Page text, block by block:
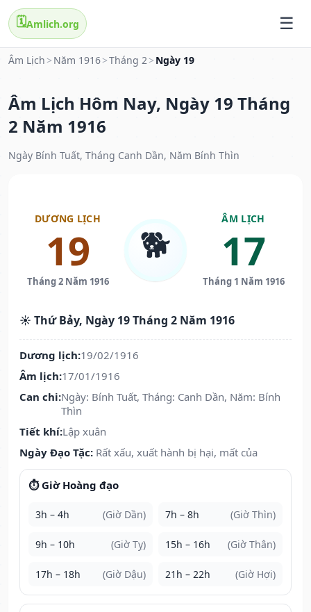
🗓️Amlich.org
Âm Lịch > Năm 1916>Tháng 2> Ngày 19
Âm Lịch Hôm Nay, Ngày 19 Tháng
2 Năm 1916
Ngày Bính Tuất, Tháng Canh Dần, Năm Bính Thìn
DƯƠNG LỊCH
19
Tháng 2 Năm 1916
🐕
ÂM LỊCH
17
Tháng 1 Năm 1916
☀️ Thứ Bảy, Ngày 19 Tháng 2 Năm 1916
Dương lịch:19/02/1916
Âm lịch:17/01/1916
Can chi:Ngày: Bính Tuất, Tháng: Canh Dần, Năm: Bính
Thìn
Tiết khí:Lập xuân
Ngày Đạo Tặc: Rất xấu, xuất hành bị hại, mất của
⏱️ Giờ Hoàng đạo
3h – 4h (Giờ Dần) 7h – 8h (Giờ Thìn)
9h – 10h (Giờ Tỵ) 15h – 16h (Giờ Thân)
17h – 18h (Giờ Dậu) 21h – 22h (Giờ Hợi)